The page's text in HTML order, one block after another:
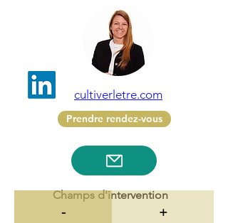
cultiverletre.com
Prendre rendez-vous
Champs d'intervention
- +